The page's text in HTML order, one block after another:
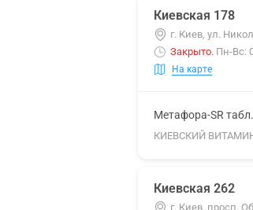
Киевская 178
г. Киев, ул.
Закрыто. Пн-Вс:
На карте
Метафора-SR
КИЕВСКИЙ
Киевская 262
г. Киев, просп.